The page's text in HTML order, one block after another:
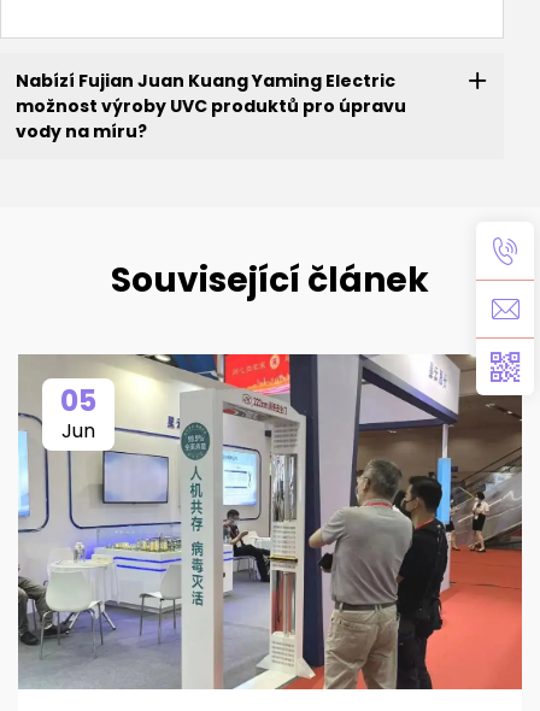
Nabízí Fujian Juan Kuang Yaming Electric
možnost výroby UVC produktů pro úpravu
vody na míru?
Související článek
05
Jun